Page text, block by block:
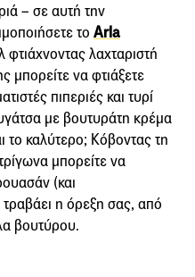
– σε αυτή την
το Arla
φτιάχνοντας λαχταριστή
μπορείτε να φτιάξετε
πιπεριές και τυρί
με βουτυράτη κρέμα
το καλύτερο; Κόβοντας τη
μπορείτε να
(και
τραβάει η όρεξη σας, από
βουτύρου.